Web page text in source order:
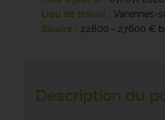
Lieu de travail
Varennes-
Salaire
22800 - 27600 €
Description du